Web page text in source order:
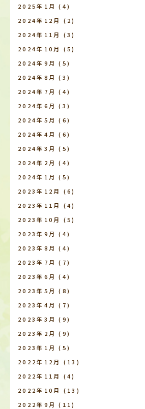
2025年1月 (4)
2024年12月
(2)
2024年11月
(3)
2024年10月
(5)
2024年9月 (5)
2024年8月 (3)
2024年7月 (4)
2024年6月 (3)
2024年5月 (6)
2024年4月 (6)
2024年3月 (5)
2024年2月 (4)
2024年1月 (5)
2023年12月
(6)
2023年11月
(4)
2023年10月
(5)
2023年9月 (4)
2023年8月 (4)
2023年7月 (7)
2023年6月 (4)
2023年5月 (8)
2023年4月 (7)
2023年3月 (9)
2023年2月 (9)
2023年1月 (5)
2022年12月
(13)
2022年11月
(4)
2022年10月
(13)
2022年9月 (11)